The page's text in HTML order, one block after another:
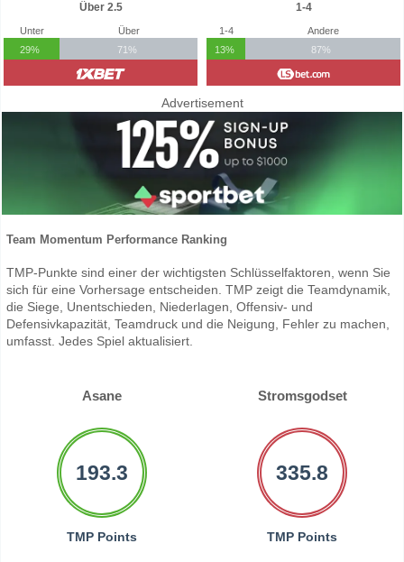
Über 2.5
Unter
29%
Über
71%
1-4
1-4
13%
Andere
87%
Advertisement
Team Momentum Performance Ranking
TMP-Punkte sind einer der wichtigsten Schlüsselfaktoren, wenn Sie
sich für eine Vorhersage entscheiden. TMP zeigt die Teamdynamik,
die Siege, Unentschieden, Niederlagen, Offensiv- und
Defensivkapazität, Teamdruck und die Neigung, Fehler zu machen,
umfasst. Jedes Spiel aktualisiert.
Asane Stromsgodset
193.3
TMP Points
335.8
TMP Points